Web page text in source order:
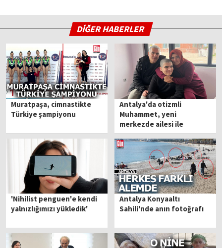
DİĞER HABERLER
Muratpaşa, cimnastikte
Türkiye şampiyonu
Antalya'da otizmli
Muhammet, yeni
merkezde ailesi ile
buluştu
'Nihilist penguen'e kendi
yalnızlığımızı yükledik'
Antalya Konyaaltı
Sahili'nde anın fotoğrafı